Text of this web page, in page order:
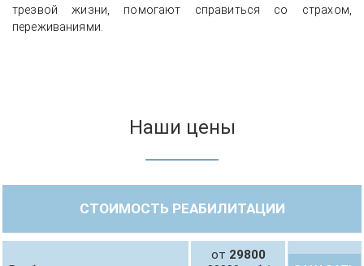
трезвой жизни, помогают справиться со страхом,
переживаниями.
Наши цены
СТОИМОСТЬ РЕАБИЛИТАЦИИ
от 29800